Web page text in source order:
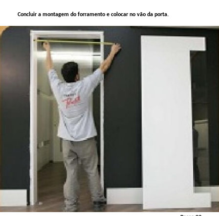
Concluir a montagem do forramento e colocar no vão da porta.